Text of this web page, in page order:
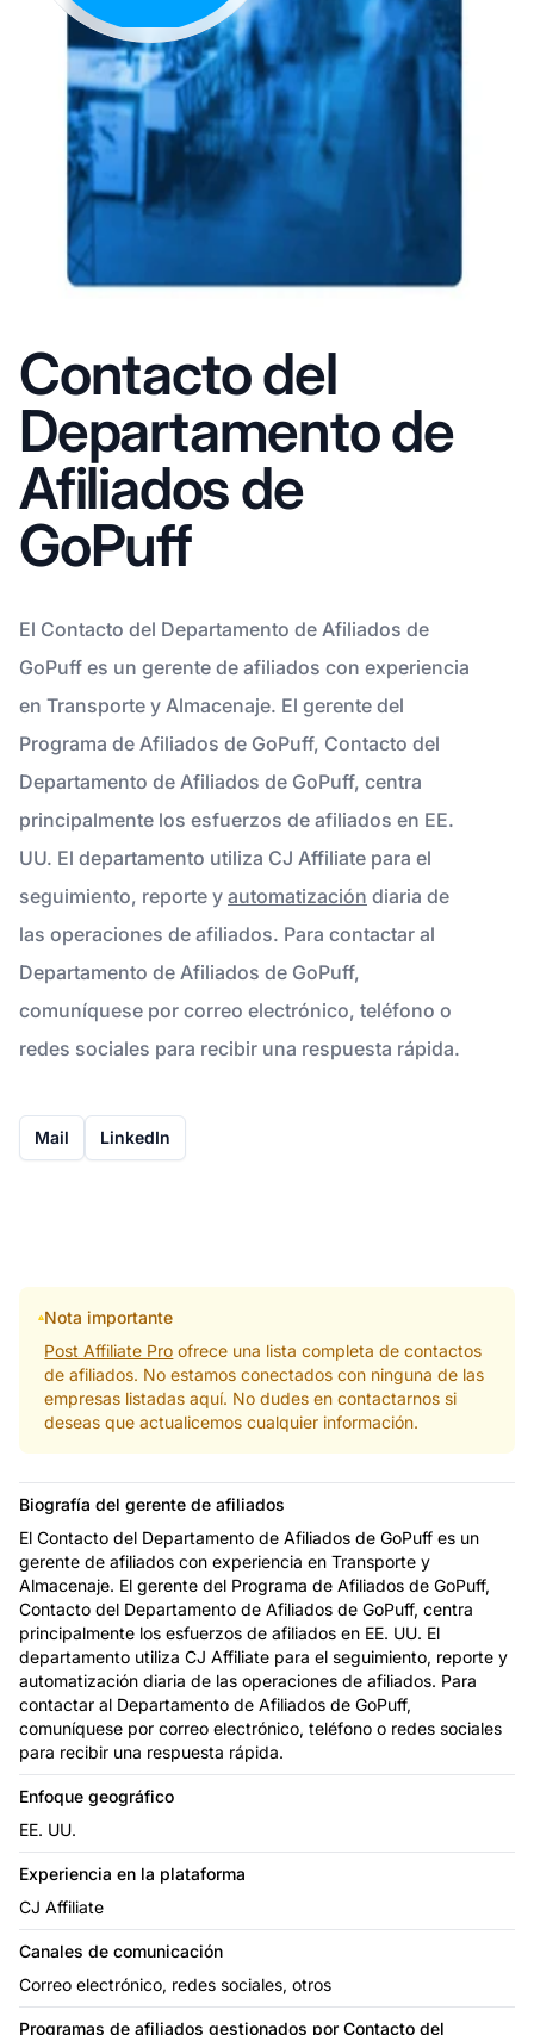
Contacto del
Departamento de
Afiliados de
GoPuff
El Contacto del Departamento de Afiliados de
GoPuff es un gerente de afiliados con experiencia
en Transporte y Almacenaje. El gerente del
Programa de Afiliados de GoPuff, Contacto del
Departamento de Afiliados de GoPuff, centra
principalmente los esfuerzos de afiliados en EE.
UU. El departamento utiliza CJ Affiliate para el
seguimiento, reporte y automatización diaria de
las operaciones de afiliados. Para contactar al
Departamento de Afiliados de GoPuff,
comuníquese por correo electrónico, teléfono o
redes sociales para recibir una respuesta rápida.
Mail LinkedIn
Nota importante
Post Affiliate Pro ofrece una lista completa de contactos
de afiliados. No estamos conectados con ninguna de las
empresas listadas aquí. No dudes en contactarnos si
deseas que actualicemos cualquier información.
Biografía del gerente de afiliados
El Contacto del Departamento de Afiliados de GoPuff es un
gerente de afiliados con experiencia en Transporte y
Almacenaje. El gerente del Programa de Afiliados de GoPuff,
Contacto del Departamento de Afiliados de GoPuff, centra
principalmente los esfuerzos de afiliados en EE. UU. El
departamento utiliza CJ Affiliate para el seguimiento, reporte y
automatización diaria de las operaciones de afiliados. Para
contactar al Departamento de Afiliados de GoPuff,
comuníquese por correo electrónico, teléfono o redes sociales
para recibir una respuesta rápida.
Enfoque geográfico
EE. UU.
Experiencia en la plataforma
CJ Affiliate
Canales de comunicación
Correo electrónico, redes sociales, otros
Programas de afiliados gestionados por Contacto del